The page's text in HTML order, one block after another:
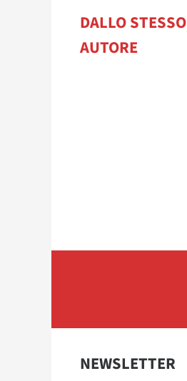
DALLO STESSO
AUTORE
NEWSLETTER